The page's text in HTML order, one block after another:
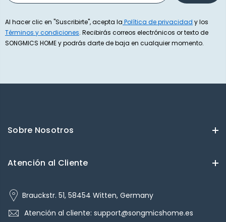
Al hacer clic en "Suscribirte", acepta la Política de privacidad y los
Términos y condiciones. Recibirás correos electrónicos or texto de
SONGMICS HOME y podrás darte de baja en cualquier momento.
Sobre Nosotros
Atención al Cliente
Brauckstr. 51, 58454 Witten, Germany
Atención al cliente: support@songmicshome.es